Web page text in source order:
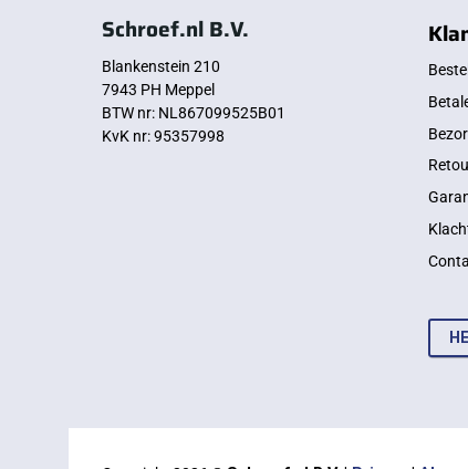
Schroef.nl B.V.
Blankenstein 210
7943 PH Meppel
BTW nr: NL867099525B01
KvK nr: 95357998